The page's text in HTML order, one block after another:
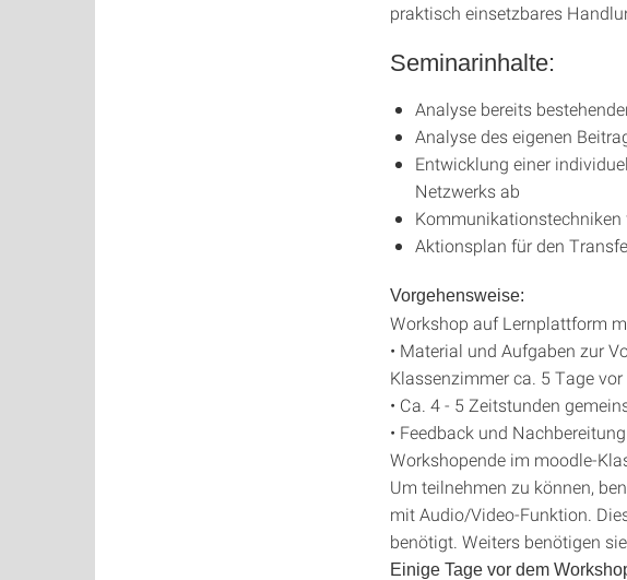
praktisch einsetzbares
Seminarinhalte:
Analyse bereits
Analyse des eigenen
Entwicklung einer
Netzwerks ab
Kommunikationstechniken
Aktionsplan für den
Vorgehensweise:
Workshop auf Lernplattform
• Material und Aufgaben zur
Klassenzimmer ca. 5 Tage
• Ca. 4 - 5 Zeitstunden
• Feedback und
Workshopende im moodle-
Um teilnehmen zu können,
mit Audio/Video-Funktion.
benötigt. Weiters benötigen
Einige Tage vor dem